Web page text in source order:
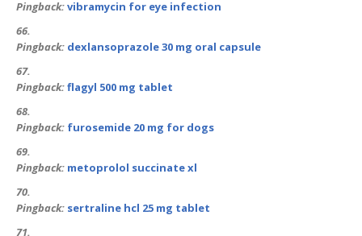
Pingback:vibramycin for eye infection
Pingback: dexlansoprazole 30 mg oral capsule
Pingback:flagyl 500 mg tablet
Pingback: furosemide 20 mg for dogs
Pingback: metoprolol succinate xl
Pingback: sertraline hcl 25 mg tablet